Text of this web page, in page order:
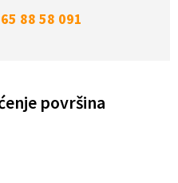
88 58 091
površina